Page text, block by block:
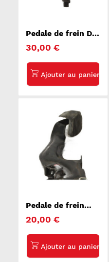
Pedale de frein DS
30,00 €
Pedale de frein
20,00 €